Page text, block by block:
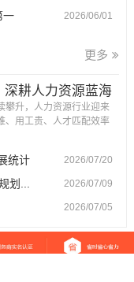
一
2026/06/01
更多
深耕人力资源蓝海
攀升，人力资源行业迎来
、用工贵、人才匹配效率
痛点，也催生了体量庞
务生态，查准网正式面向
伙人。我们以平台流量、
，诚邀本...
统计
2026/07/20
划... 2026/07/09
2026/07/05